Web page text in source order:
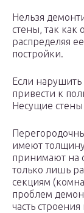
Нельзя
стены, так как
распределяя
постройки.
Если
привести к
Несущие
имеют
принимают на
только лишь
секциям
проблем
часть строения